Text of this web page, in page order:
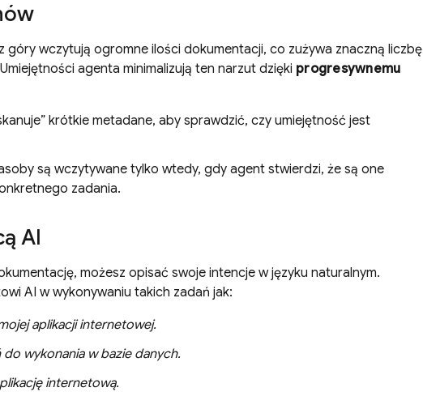
góry wczytują ogromne ilości dokumentacji, co zużywa znaczną liczbę
agenta minimalizują ten narzut dzięki progresywnemu
krótkie metadane, aby sprawdzić, czy umiejętność jest
są wczytywane tylko wtedy, gdy agent stwierdzi, że są one
zadania.
AI
możesz opisać swoje intencje w języku naturalnym.
AI w wykonywaniu takich zadań jak:
aplikacji internetowej.
wykonania w bazie danych.
internetową.